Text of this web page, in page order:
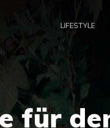
LIFESTYLE
für